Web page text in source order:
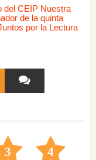
del CEIP Nuestra
de la quinta
por la Lectura
3 4